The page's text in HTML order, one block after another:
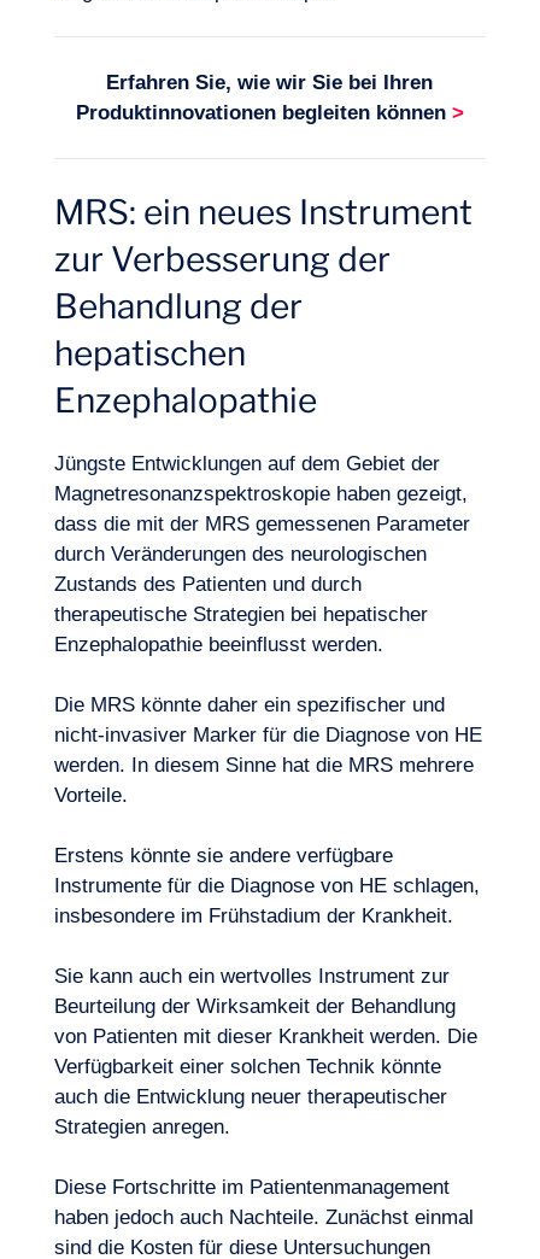
Erfahren Sie, wie wir Sie bei Ihren
Produktinnovationenbegleiten können >
MRS: ein neues Instrument
zur Verbesserung der
Behandlung der
hepatischen
Enzephalopathie
Jüngste Entwicklungen auf dem Gebiet der
Magnetresonanzspektroskopie haben gezeigt,
dass die mit der MRS gemessenen Parameter
durch Veränderungen des neurologischen
Zustands des Patienten und durch
therapeutische Strategien bei hepatischer
Enzephalopathie beeinflusst werden.
Die MRS könnte daher ein spezifischer und
nicht-invasiver Marker für die Diagnose von HE
werden. In diesem Sinne hat die MRS mehrere
Vorteile.
Erstens könnte sie andere verfügbare
Instrumente für die Diagnose von HE schlagen,
insbesondere im Frühstadium der Krankheit.
Sie kann auch ein wertvolles Instrument zur
Beurteilung der Wirksamkeit der Behandlung
von Patienten mit dieser Krankheit werden. Die
Verfügbarkeit einer solchen Technik könnte
auch die Entwicklung neuer therapeutischer
Strategien anregen.
Diese Fortschritte im Patientenmanagement
haben jedoch auch Nachteile. Zunächst einmal
sind die Kosten für diese Untersuchungen